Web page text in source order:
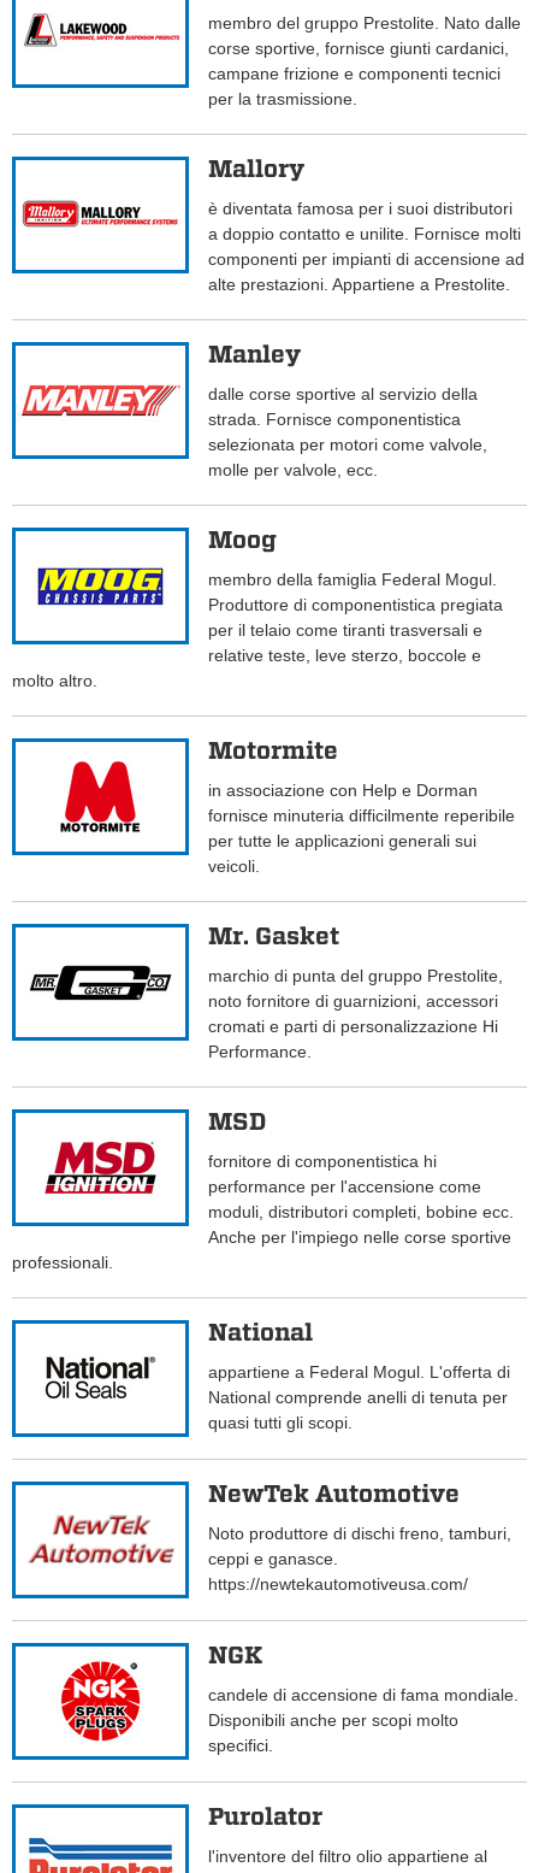
membro del gruppo Prestolite. Nato dalle
corse sportive, fornisce giunti cardanici,
campane frizione e componenti tecnici
per la trasmissione.
Mallory
è diventata famosa per i suoi distributori
a doppio contatto e unilite. Fornisce molti
componenti per impianti di accensione ad
alte prestazioni. Appartiene a Prestolite.
Manley
dalle corse sportive al servizio della
strada. Fornisce componentistica
selezionata per motori come valvole,
molle per valvole, ecc.
Moog
membro della famiglia Federal Mogul.
Produttore di componentistica pregiata
per il telaio come tiranti trasversali e
relative teste, leve sterzo, boccole e
molto altro.
Motormite
in associazione con Help e Dorman
fornisce minuteria difficilmente reperibile
per tutte le applicazioni generali sui
veicoli.
Mr. Gasket
marchio di punta del gruppo Prestolite,
noto fornitore di guarnizioni, accessori
cromati e parti di personalizzazione Hi
Performance.
MSD
fornitore di componentistica hi
performance per l'accensione come
moduli, distributori completi, bobine ecc.
Anche per l'impiego nelle corse sportive
professionali.
National
appartiene a Federal Mogul. L'offerta di
National comprende anelli di tenuta per
quasi tutti gli scopi.
NewTek Automotive
Noto produttore di dischi freno, tamburi,
ceppi e ganasce.
https://newtekautomotiveusa.com/
NGK
candele di accensione di fama mondiale.
Disponibili anche per scopi molto
specifici.
Purolator
l'inventore del filtro olio appartiene al